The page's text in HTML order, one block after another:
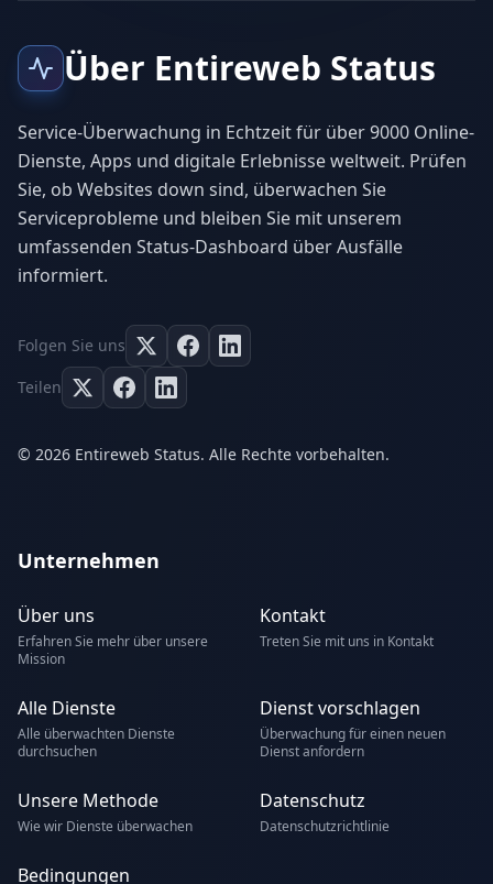
Über Entireweb Status
Service-Überwachung in Echtzeit für über 9000 Online-
Dienste, Apps und digitale Erlebnisse weltweit. Prüfen
Sie, ob Websites down sind, überwachen Sie
Serviceprobleme und bleiben Sie mit unserem
umfassenden Status-Dashboard über Ausfälle
informiert.
Folgen Sie uns
Teilen
© 2026 Entireweb Status. Alle Rechte vorbehalten.
Unternehmen
Über uns
Erfahren Sie mehr über unsere
Mission
Kontakt
Treten Sie mit uns in Kontakt
Alle Dienste
Alle überwachten Dienste
durchsuchen
Dienst vorschlagen
Überwachung für einen neuen
Dienst anfordern
Unsere Methode
Wie wir Dienste überwachen
Datenschutz
Datenschutzrichtlinie
Bedingungen